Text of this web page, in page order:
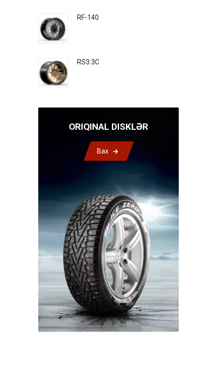
RF-140
RS3.3C
ORIQINAL DISKLƏR
Bax